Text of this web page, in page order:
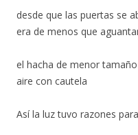
desde que las puertas se
era de menos que
el hacha de menor
aire con cautela
Así la luz tuvo razones